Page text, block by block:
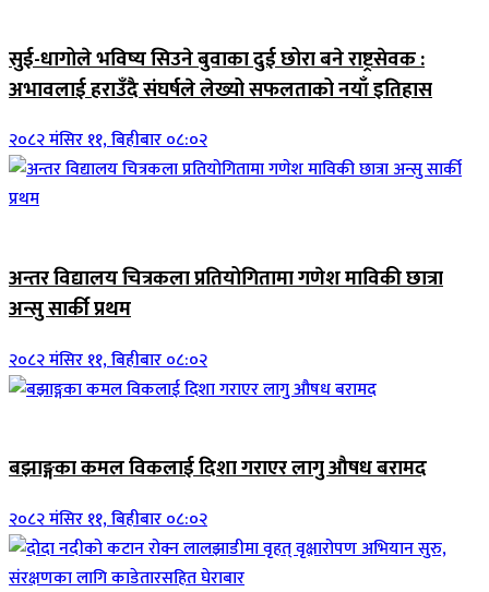
सुई-धागोले भविष्य सिउने बुवाका दुई छोरा बने राष्ट्रसेवक :
अभावलाई हराउँदै संघर्षले लेख्यो सफलताको नयाँ इतिहास
२०८२ मंसिर ११, बिहीबार ०८:०२
अन्तर विद्यालय चित्रकला प्रतियोगितामा गणेश माविकी छात्रा
अन्सु सार्की प्रथम
२०८२ मंसिर ११, बिहीबार ०८:०२
बझाङ्गका कमल विकलाई दिशा गराएर लागु औषध बरामद
२०८२ मंसिर ११, बिहीबार ०८:०२